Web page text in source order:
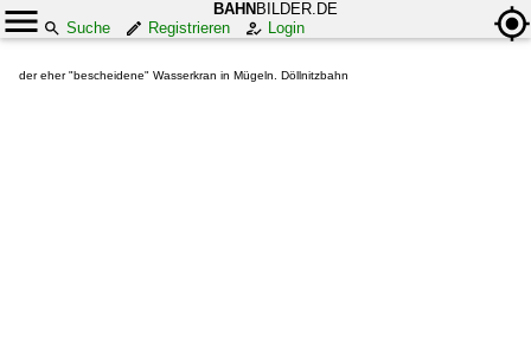
BAHN BILDER.DE
Suche
Registrieren Login
der eher "bescheidene" Wasserkran in Mügeln. Döllnitzbahn